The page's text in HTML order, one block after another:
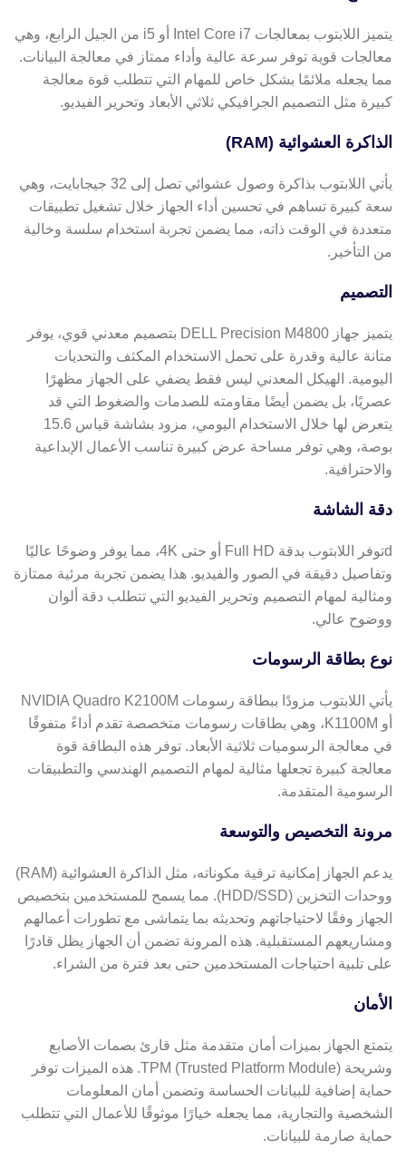
يتميز اللابتوب بمعالجات Intel Core i7 أو i5 من الجيل الرابع، وهي
معالجات قوية توفر سرعة عالية وأداء ممتاز في معالجة البيانات.
مما يجعله ملائمًا بشكل خاص للمهام التي تتطلب قوة معالجة
كبيرة مثل التصميم الجرافيكي ثلاثي الأبعاد وتحرير الفيديو.
الذاكرة العشوائية (RAM)
يأتي اللابتوب بذاكرة وصول عشوائي تصل إلى 32 جيجابايت، وهي
سعة كبيرة تساهم في تحسين أداء الجهاز خلال تشغيل تطبيقات
متعددة في الوقت ذاته، مما يضمن تجربة استخدام سلسة وخالية
من التأخير.
التصميم
يتميز جهاز DELL Precision M4800 بتصميم معدني قوي، يوفر
متانة عالية وقدرة على تحمل الاستخدام المكثف والتحديات
اليومية. الهيكل المعدني ليس فقط يضفي على الجهاز مظهرًا
عصريًا، بل يضمن أيضًا مقاومته للصدمات والضغوط التي قد
يتعرض لها خلال الاستخدام اليومي، مزود بشاشة قياس 15.6
بوصة، وهي توفر مساحة عرض كبيرة تناسب الأعمال الإبداعية
والاحترافية.
دقة الشاشة
dتوفر اللابتوب بدقة Full HD أو حتى 4K، مما يوفر وضوحًا عاليًا
وتفاصيل دقيقة في الصور والفيديو. هذا يضمن تجربة مرئية ممتازة
ومثالية لمهام التصميم وتحرير الفيديو التي تتطلب دقة ألوان
ووضوح عالي.
نوع بطاقة الرسومات
يأتي اللابتوب مزودًا ببطاقة رسومات NVIDIA Quadro K2100M
أو K1100M، وهي بطاقات رسومات متخصصة تقدم أداءً متفوقًا
في معالجة الرسوميات ثلاثية الأبعاد. توفر هذه البطاقة قوة
معالجة كبيرة تجعلها مثالية لمهام التصميم الهندسي والتطبيقات
الرسومية المتقدمة.
مرونة التخصيص والتوسعة
يدعم الجهاز إمكانية ترقية مكوناته، مثل الذاكرة العشوائية (RAM)
ووحدات التخزين (HDD/SSD). مما يسمح للمستخدمين بتخصيص
الجهاز وفقًا لاحتياجاتهم وتحديثه بما يتماشى مع تطورات أعمالهم
ومشاريعهم المستقبلية. هذه المرونة تضمن أن الجهاز يظل قادرًا
على تلبية احتياجات المستخدمين حتى بعد فترة من الشراء.
الأمان
يتمتع الجهاز بميزات أمان متقدمة مثل قارئ بصمات الأصابع
وشريحة TPM (Trusted Platform Module). هذه الميزات توفر
حماية إضافية للبيانات الحساسة وتضمن أمان المعلومات
الشخصية والتجارية، مما يجعله خيارًا موثوقًا للأعمال التي تتطلب
حماية صارمة للبيانات.